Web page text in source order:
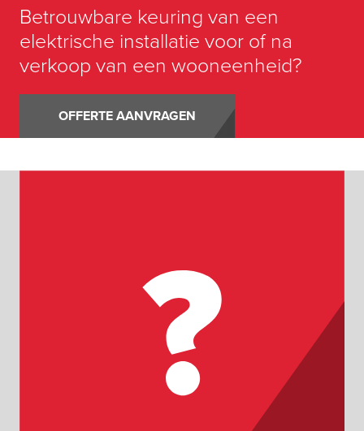
Betrouwbare keuring van een
elektrische installatie voor of na
verkoop van een wooneenheid?
OFFERTE AANVRAGEN